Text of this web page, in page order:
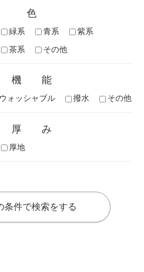
色
緑系 青系
紫系
茶系 その他
機能
ウォッシャブル 撥水 その他
厚み
厚地
条件で検索をする